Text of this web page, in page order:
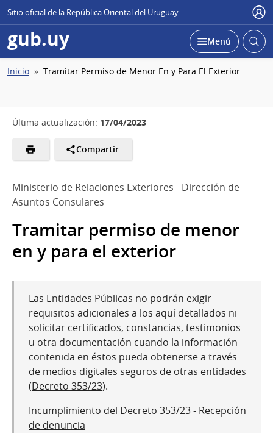
Sitio oficial de la República Oriental del Uruguay
gub.uy Desplegar
Menú Abrir
Ruta
Inicio Tramitar Permiso de Menor En y Para El Exterior
Última actualización: 17/04/2023
Compartir
Ministerio de Relaciones Exteriores - Dirección de
Asuntos Consulares
Tramitar permiso de menor
en y para el exterior
Las Entidades Públicas no podrán exigir
requisitos adicionales a los aquí detallados ni
solicitar certificados, constancias, testimonios
u otra documentación cuando la información
contenida en éstos pueda obtenerse a través
de medios digitales seguros de otras entidades
(Decreto 353/23).
Incumplimiento del Decreto 353/23 - Recepción
de denuncia